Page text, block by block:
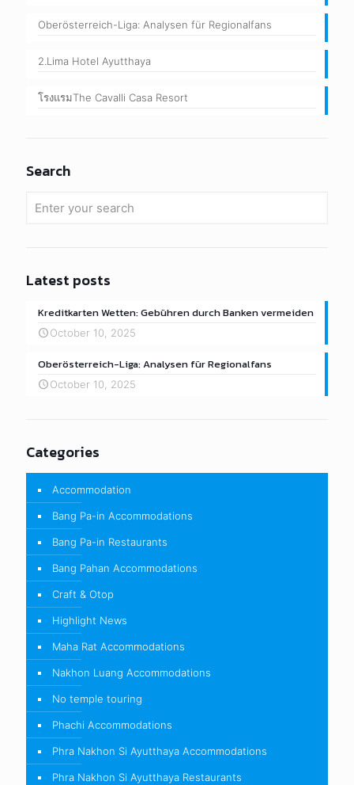
Oberösterreich-Liga: Analysen für Regionalfans
2.Lima Hotel Ayutthaya
โรงแรมThe Cavalli Casa Resort
Search
Latest posts
Kreditkarten Wetten: Gebühren durch Banken vermeiden
October 10, 2025
Oberösterreich-Liga: Analysen für Regionalfans
October 10, 2025
Categories
Accommodation
Bang Pa-in Accommodations
Bang Pa-in Restaurants
Bang Pahan Accommodations
Craft & Otop
Highlight News
Maha Rat Accommodations
Nakhon Luang Accommodations
No temple touring
Phachi Accommodations
Phra Nakhon Si Ayutthaya Accommodations
Phra Nakhon Si Ayutthaya Restaurants